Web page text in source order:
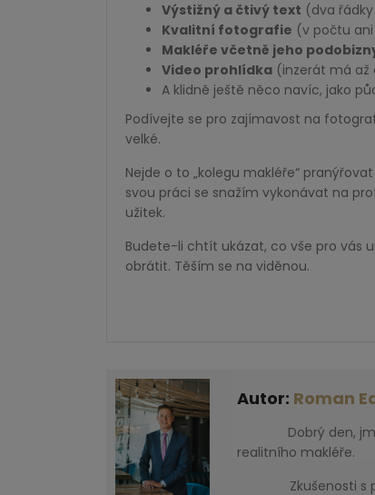
Výstižný a čtivý text (dva
Kvalitní fotografie (v počtu
Makléře včetně jeho
Video prohlídka (inzerát má až
A klidně ještě něco navíc, jako
Podívejte se pro zajímavost na
velké.
Nejde o to „kolegu makléře“
svou práci se snažím vykonávat na
užitek.
Budete-li chtít ukázat, co vše pro vás
obrátit. Těším se na viděnou.
Autor: Roman
Dobrý den,
realitního makléře.
Zkušenosti s